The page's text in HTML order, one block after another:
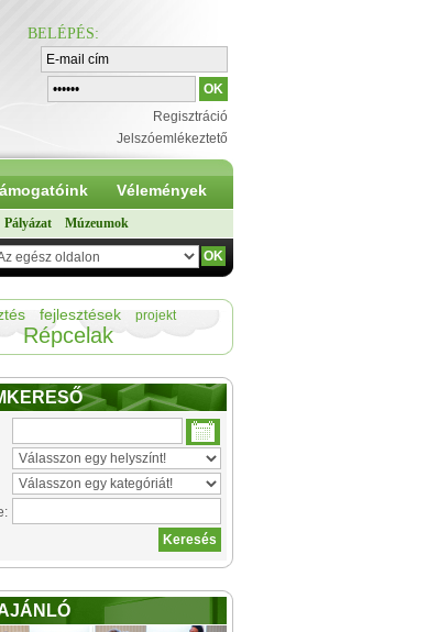
BELÉPÉS:
Regisztráció
Jelszóemlékeztető
Vélemények
Pályázat Múzeumok
fejlesztések projekt
Répcelak